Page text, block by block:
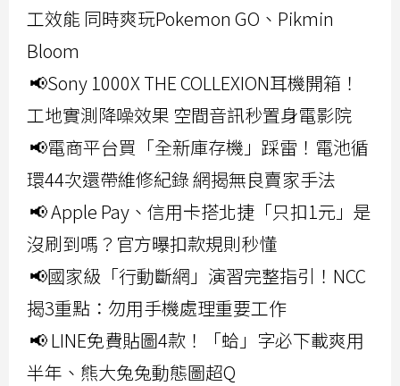
工效能 同時爽玩Pokemon GO、Pikmin
Bloom
📢Sony 1000X THE COLLEXION耳機開箱！
工地實測降噪效果 空間音訊秒置身電影院
📢電商平台買「全新庫存機」踩雷！電池循
環44次還帶維修紀錄 網揭無良賣家手法
📢 Apple Pay、信用卡搭北捷「只扣1元」是
沒刷到嗎？官方曝扣款規則秒懂
📢國家級「行動斷網」演習完整指引！NCC
揭3重點：勿用手機處理重要工作
📢 LINE免費貼圖4款！「蛤」字必下載爽用
半年、熊大兔兔動態圖超Q